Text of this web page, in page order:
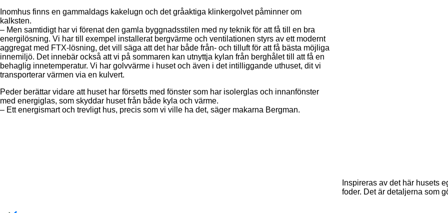
Inomhus finns en gammaldags kakelugn och det gråaktiga klinkergolvet påminner om
kalksten.
– Men samtidigt har vi förenat den gamla byggnadsstilen med ny teknik för att få till en bra
energilösning. Vi har till exempel installerat bergvärme och ventilationen styrs av ett modernt
aggregat med FTX-lösning, det vill säga att det har både från- och tilluft för att få bästa möjliga
innemiljö. Det innebär också att vi på sommaren kan utnyttja kylan från berghålet till att få en
behaglig innetemperatur. Vi har golvvärme i huset och även i det intilliggande uthuset, dit vi
transporterar värmen via en kulvert.
Peder berättar vidare att huset har försetts med fönster som har isolerglas och innanfönster
med energiglas, som skyddar huset från både kyla och värme.
– Ett energismart och trevligt hus, precis som vi ville ha det, säger makarna Bergman.
Inspireras av det här husets
foder. Det är detaljerna som